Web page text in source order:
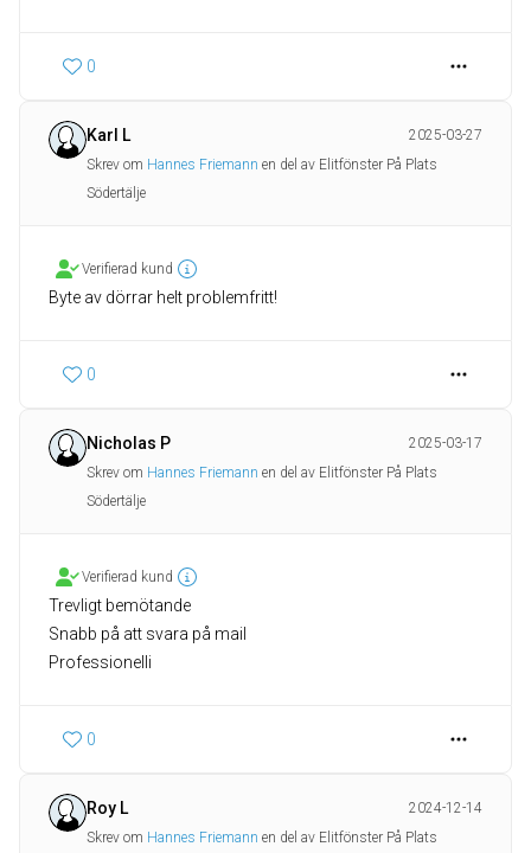
0
Karl L
2025-03-27
Skrev om Hannes Friemann en del av Elitfönster På Plats
Södertälje
Verifierad kund
Byte av dörrar helt problemfritt!
0
Nicholas P
2025-03-17
Skrev om Hannes Friemann en del av Elitfönster På Plats
Södertälje
Verifierad kund
Trevligt bemötande
Snabb på att svara på mail
0
Roy L
2024-12-14
Skrev om Hannes Friemann en del av Elitfönster På Plats